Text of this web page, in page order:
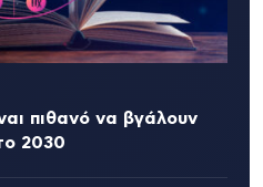
πιθανό να βγάλουν
2030